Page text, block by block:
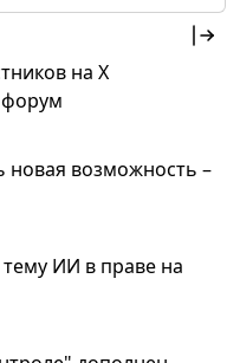
на X
форум
новая возможность –
ИИ в праве на